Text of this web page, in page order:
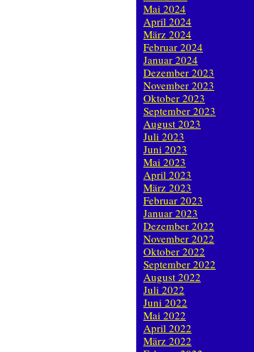
Mai 2024
April 2024
März 2024
Februar 2024
Januar 2024
Dezember 2023
November 2023
Oktober 2023
September 2023
August 2023
Juli 2023
Juni 2023
Mai 2023
April 2023
März 2023
Februar 2023
Januar 2023
Dezember 2022
November 2022
Oktober 2022
September 2022
August 2022
Juli 2022
Juni 2022
Mai 2022
April 2022
März 2022